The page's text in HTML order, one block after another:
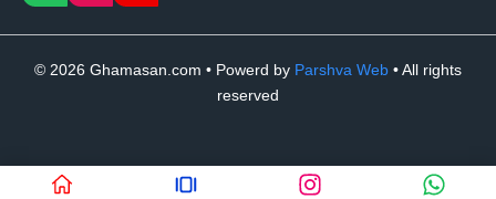
© 2026 Ghamasan.com • Powerd by Parshva Web • All rights
reserved